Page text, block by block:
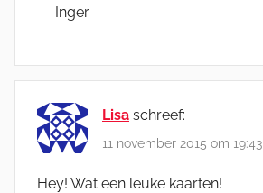
Inger
Lisa schreef:
11 november 2015 om 19:43
Hey! Wat een leuke kaarten!